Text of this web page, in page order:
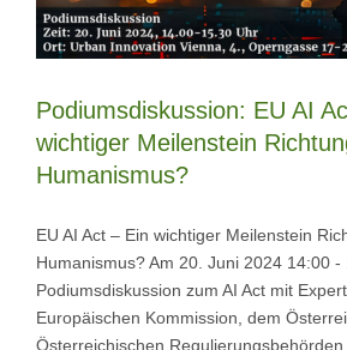
Podiumsdiskussion: EU AI
wichtiger Meilenstein
Humanismus?
EU AI Act – Ein wichtiger Meilenstein
Humanismus? Am 20. Juni 2024 14:00
Podiumsdiskussion zum AI Act mit
Europäischen Kommission, dem
Österreichischen Regulierungsbehörden